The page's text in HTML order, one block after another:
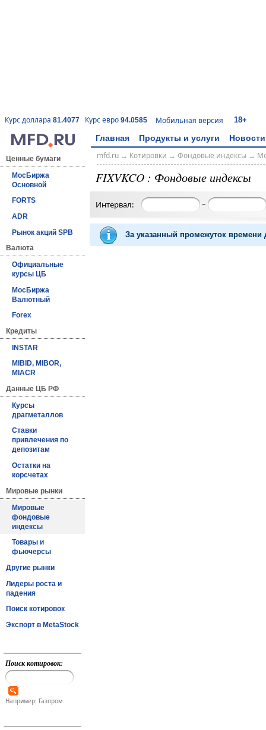
Курс доллара 81.4077 Курс евро 94.0585 Мобильная версия 18+
Главная Продукты и услуги Новости
Ценные бумаги
МосБиржа
Основной
FORTS
ADR
Рынок акций SPB
Валюта
Официальные
курсы ЦБ
МосБиржа
Валютный
Forex
Кредиты
INSTAR
MIBID, MIBOR,
MIACR
Данные ЦБ РФ
Курсы
драгметаллов
Ставки
привлечения по
депозитам
Остатки на
корсчетах
Мировые рынки
Мировые
фондовые
индексы
Товары и
фьючерсы
Другие рынки
Лидеры роста и
падения
Поиск котировок
Экспорт в MetaStock
Поиск котировок:
Например: Газпром
mfd.ru→ Котировки → Фондовые индексы→
FIXVKCO : Фондовые индексы
Интервал: –
За указанный промежуток времени